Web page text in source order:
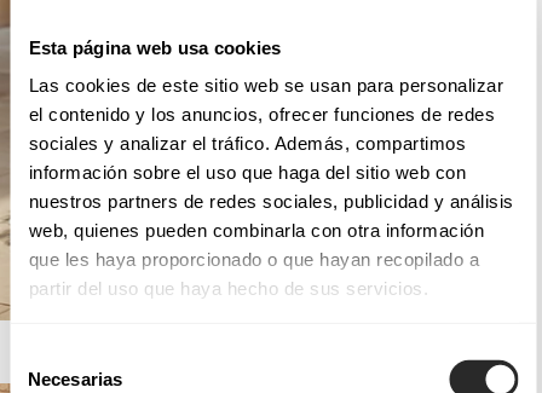
Esta página web usa cookies
Las cookies de este sitio web se usan para personalizar
el contenido y los anuncios, ofrecer funciones de redes
sociales y analizar el tráfico. Además, compartimos
información sobre el uso que haga del sitio web con
nuestros partners de redes sociales, publicidad y análisis
web, quienes pueden combinarla con otra información
que les haya proporcionado o que hayan recopilado a
partir del uso que haya hecho de sus servicios.
de Necesarias